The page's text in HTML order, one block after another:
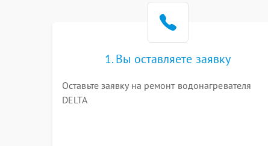
1. Вы оставляете заявку
Оставьте заявку на ремонт водонагревателя
DELTA